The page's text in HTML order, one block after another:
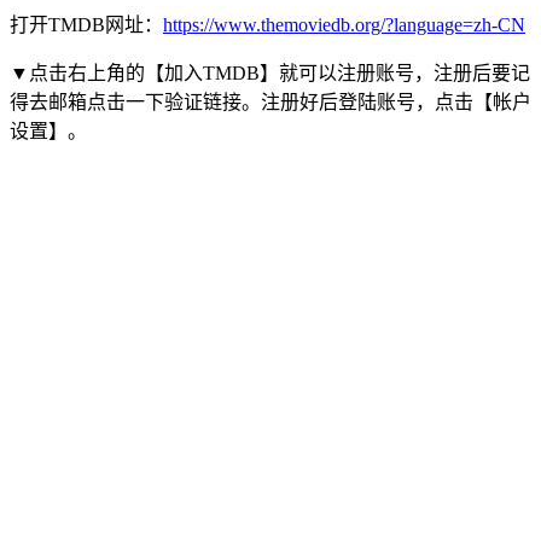
打开TMDB网址： https://www.themoviedb.org/?language=zh-CN
▼点击右上角的【加入TMDB】就可以注册账号，注册后要记
得去邮箱点击一下验证链接。注册好后登陆账号，点击【帐户
设置】。